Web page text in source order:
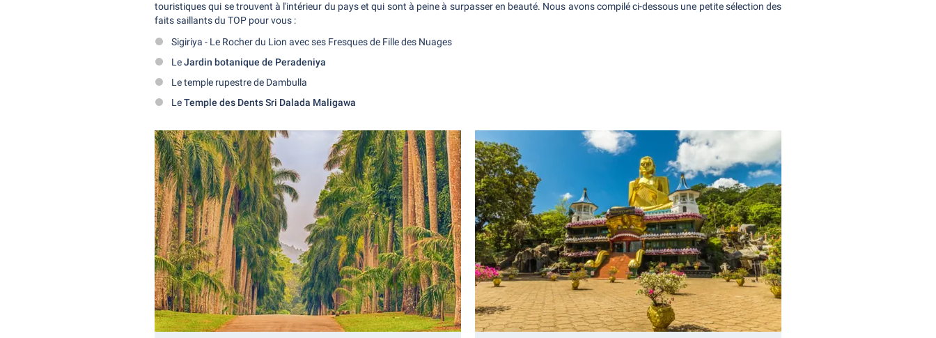
touristiques qui se trouvent à l'intérieur du pays et qui sont à peine à surpasser en beauté. Nous avons compilé ci-dessous une petite sélection des
faits saillants du TOP pour vous :
Sigiriya - Le Rocher du Lion avec ses Fresques de Fille des Nuages
LeJardin botanique de Peradeniya
Le temple rupestre de Dambulla
LeTemple des Dents Sri Dalada Maligawa